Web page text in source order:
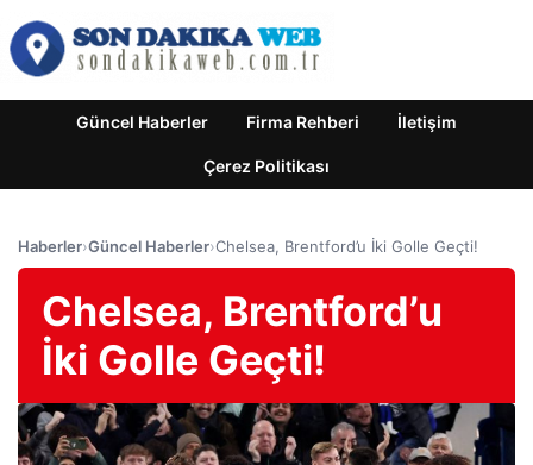
Güncel Haberler Firma Rehberi İletişim
Çerez Politikası
Haberler›Güncel Haberler›Chelsea, Brentford’u İki Golle Geçti!
Chelsea, Brentford’u
İki Golle Geçti!